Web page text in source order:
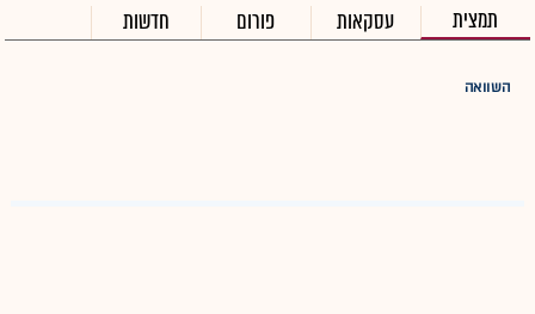
תמצית עסקאות פורום חדשות
השוואה